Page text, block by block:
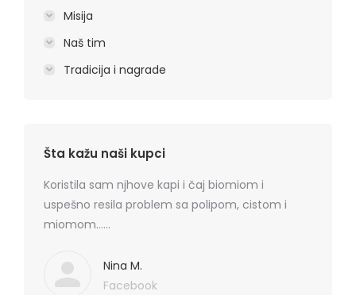
Misija
Naš tim
Tradicija i nagrade
Šta kažu naši kupci
Koristila sam njhove kapi i čaj biomiom i
uspešno resila problem sa polipom, cistom i
miomom……
Nina M.
Facebook